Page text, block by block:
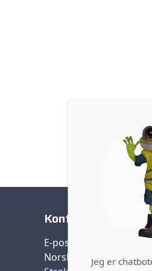
Kontakt oss
E-post:
Norsk forening farlig
Jeg er